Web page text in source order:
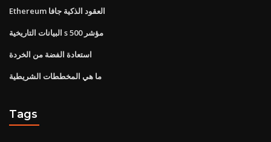
Ethereum العقود الذكية جافا
البيانات التاريخية s 500 مؤشر
استعادة الفضة من الخردة
ما هي المخططات الشريطية
Tags